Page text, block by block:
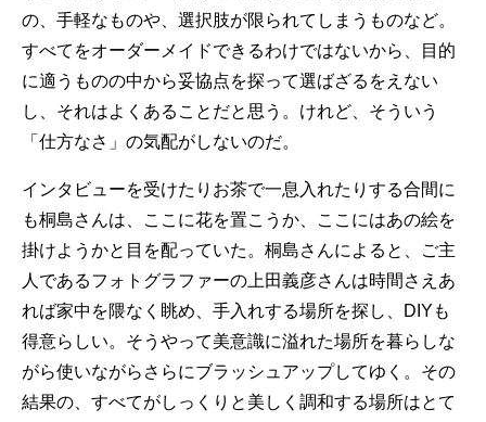
の、手軽なものや、選択肢が限られてしまうものなど。
すべてをオーダーメイドできるわけではないから、目的
に適うものの中から妥協点を探って選ばざるをえない
し、それはよくあることだと思う。けれど、そういう
「仕方なさ」の気配がしないのだ。
インタビューを受けたりお茶で一息入れたりする合間に
も桐島さんは、ここに花を置こうか、ここにはあの絵を
掛けようかと目を配っていた。桐島さんによると、ご主
人であるフォトグラファーの上田義彦さんは時間さえあ
れば家中を隈なく眺め、手入れする場所を探し、DIYも
得意らしい。そうやって美意識に溢れた場所を暮らしな
がら使いながらさらにブラッシュアップしてゆく。その
結果の、すべてがしっくりと美しく調和する場所はとて